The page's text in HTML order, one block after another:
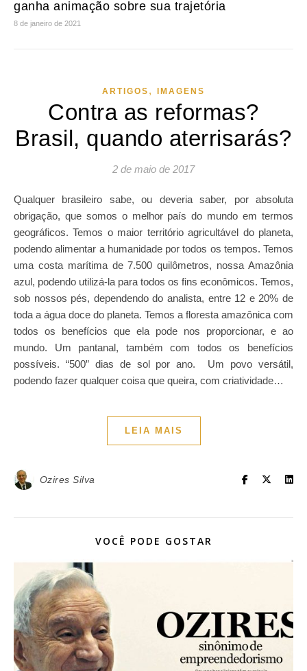
ganha animação sobre sua trajetória
8 de janeiro de 2021
ARTIGOS , IMAGENS
Contra as reformas?
Brasil, quando aterrisarás?
2 de maio de 2017
Qualquer brasileiro sabe, ou deveria saber, por absoluta
obrigação, que somos o melhor país do mundo em termos
geográficos. Temos o maior território agricultável do planeta,
podendo alimentar a humanidade por todos os tempos. Temos
uma costa marítima de 7.500 quilômetros, nossa Amazônia
azul, podendo utilizá-la para todos os fins econômicos. Temos,
sob nossos pés, dependendo do analista, entre 12 e 20% de
toda a água doce do planeta. Temos a floresta amazônica com
todos os benefícios que ela pode nos proporcionar, e ao
mundo. Um pantanal, também com todos os benefícios
possíveis. “500” dias de sol por ano. Um povo versátil,
podendo fazer qualquer coisa que queira, com criatividade…
LEIA MAIS
Ozires Silva
VOCÊ PODE GOSTAR